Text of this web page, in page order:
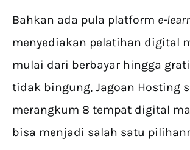
Bahkan ada pula platform e-
menyediakan pelatihan digital
mulai dari berbayar hingga
tidak bingung, Jagoan Hosting
merangkum 8 tempat digital
bisa menjadi salah satu